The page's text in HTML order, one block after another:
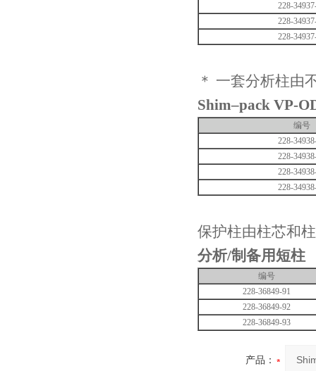
228-
228-
228-
＊ 一套分析柱由
Shim–pack VP-
编号
228-
228-
228-
228-
保护柱由柱芯和
分析/制备用短柱
编号
228-36849-91
228-36849-92
228-36849-93
产品：